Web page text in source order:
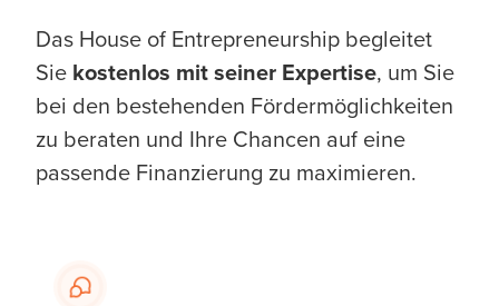
Das House of Entrepreneurship begleitet
Sie kostenlos mit seiner Expertise, um Sie
bei den bestehenden Fördermöglichkeiten
zu beraten und Ihre Chancen auf eine
passende Finanzierung zu maximieren.